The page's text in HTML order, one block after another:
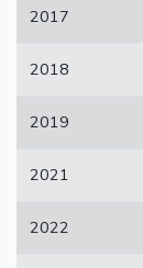
2017
2018
2019
2021
2022